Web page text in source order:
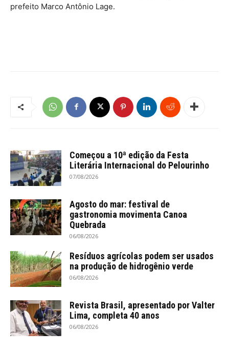
prefeito Marco Antônio Lage.
Começou a 10ª edição da Festa
Literária Internacional do Pelourinho
07/08/2026
Agosto do mar: festival de
gastronomia movimenta Canoa
Quebrada
06/08/2026
Resíduos agrícolas podem ser usados
na produção de hidrogênio verde
06/08/2026
Revista Brasil, apresentado por Valter
Lima, completa 40 anos
06/08/2026